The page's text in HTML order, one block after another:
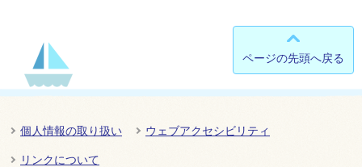
ページの先頭へ戻る
個人情報の取り扱い ウェブアクセシビリティ
リンクについて